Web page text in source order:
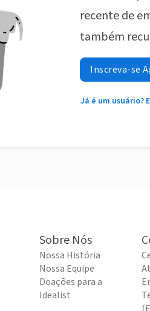
recente de
também
Inscreva-se
Já é um usuário?
Sobre Nós
Nossa História
Nossa Equipe
Doações para a
Idealist